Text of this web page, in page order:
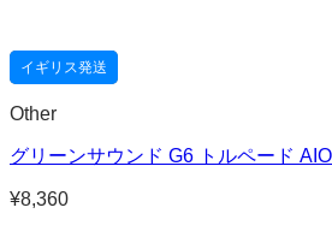
イギリス発送
Other
グリーンサウンド G6 トルペード
¥8,360